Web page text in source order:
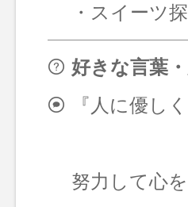
・スイーツ
好きな言葉
『人に優し
努力して心